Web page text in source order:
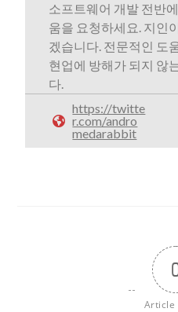
소프트웨어 개발 전반
움을 요청하세요. 지인
겠습니다. 전문적인 도
현업에 방해가 되지 않
다.
https://twitte
r.com/andro
medarabbit
Article